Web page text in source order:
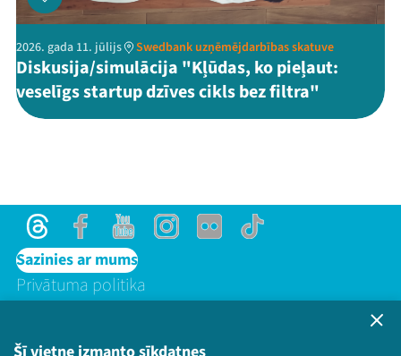
2026. gada 11. jūlijs Swedbank uzņēmējdarbības skatuve
Diskusija/simulācija "Kļūdas, ko pieļaut:
veselīgs startup dzīves cikls bez filtra"
ThreadsFacebookYoutubeInstagram
Flick TikTok
Sazinies ar mums
Privātuma politika